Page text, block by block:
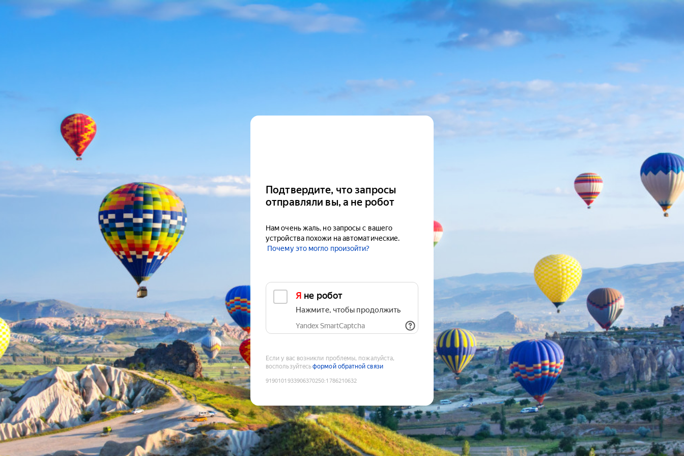
Подтвердите, что запросы
отправляли вы, а не робот
Нам очень жаль, но запросы с вашего
устройства похожи на автоматические.
Почему это могло произойти?
Я не робот
Нажмите, чтобы продолжить
Yandex SmartCaptcha
Если у вас возникли проблемы, пожалуйста,
воспользуйтесьформой обратной связи
9190101933906370250:1786210632